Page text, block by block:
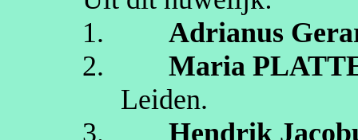
1.
Adrianus
2.
Maria
Leiden.
3.
Hendrik